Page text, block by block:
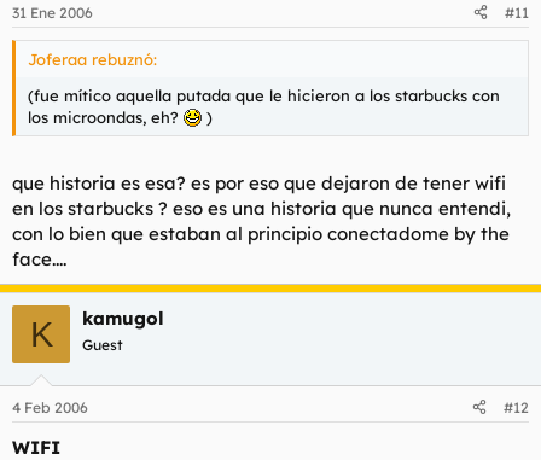
31 Ene 2006 #11
Joferaa rebuznó:
(fue mítico aquella putada que le hicieron a los starbucks con
los microondas, eh?
)
que historia es esa? es por eso que dejaron de tener wifi
en los starbucks ? eso es una historia que nunca entendi,
con lo bien que estaban al principio conectadome by the
face....
K kamugol
Guest
4 Feb 2006 #12
WIFI